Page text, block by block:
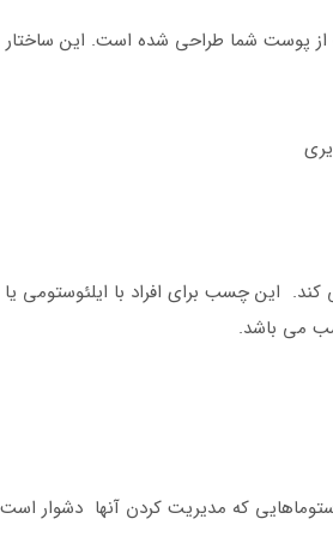
پوست شما طراحی شده است. این ساختار
این چسب برای افراد با ایلئوستومی
می باشد.
که مدیریت کردن آنها دشوار است،